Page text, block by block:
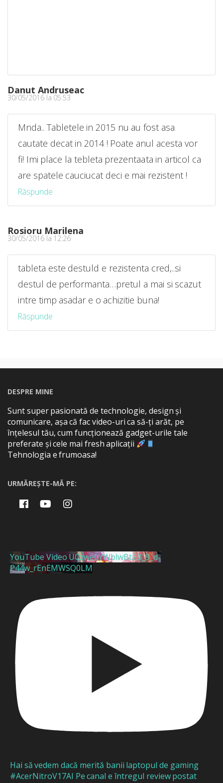
Danut Andruseac
30/05/2016 la 05:53
Mnda.. Tabletele in 2015 nu au fost asa
cautate decat in 2014 ! Poate anul acesta vor
fi! Imi place la tebleta prezentaata in articol ca
are spatele cauciucat deci e mai rezistent !
Răspunde
Rosioru Marilena
30/05/2016 la 12:26
tableta este destuld e rezistenta cred,..si
destul de performanta…pretul a mai si scazut
intre timp asadar e o achizitie buna!
Răspunde
DESPRE MINE
Sunt super pasionată de technologie, design și
comunicare, așa că fac video-uri ca să-ți arăt, pe
înțelesul tău, cum funcționează gadget-urile tale
preferate și cele mai fresh aplicații
Tehnologia e frumoasa!
URMĂREȘTE-MĂ PE:
YouTube Video UCzwe0YWblwBt2B_9_d-
P44w_rEnEMWSQ0LM
Hai să vedem dacă merită banii laptopul de gaming
#AcerNitroV17AI Pe canal e întregul review postat